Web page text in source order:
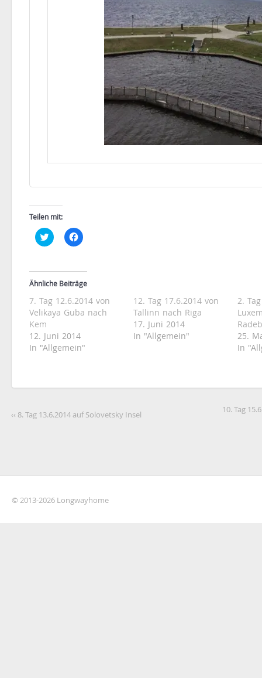
Teilen mit:
Klick,
um
teilen
(Wird
in
neuem
Fenster
geöffnet)
Klick,
um
teilen
(Wird
in
neuem
Fenster
geöffnet)
Ähnliche Beiträge
7. Tag 12.6.2014 von
Velikaya Guba nach
Kem
12. Juni 2014
In "Allgemein"
12. Tag 17.6.2014 von
Tallinn nach Riga
17. Juni 2014
In "Allgemein"
2.
25.
In
‹‹ 8. Tag 13.6.2014 auf Solovetsky Insel
10. Tag
© 2013-2026 Longwayhome